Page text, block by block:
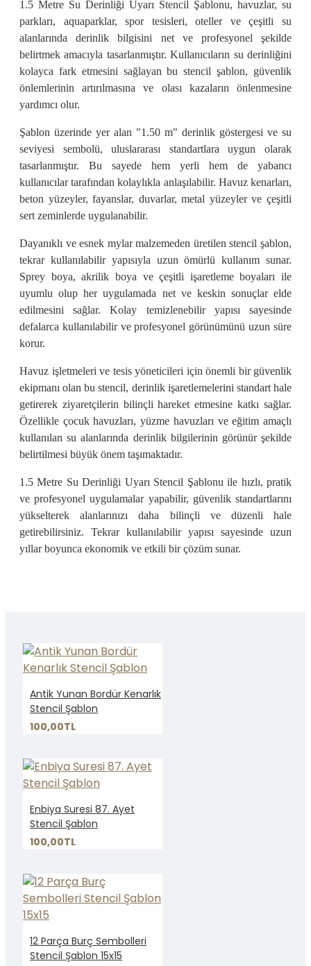
1.5 Metre Su Derinliği Uyarı Stencil Şablonu, havuzlar, su
parkları, aquaparklar, spor tesisleri, oteller ve çeşitli su
alanlarında derinlik bilgisini net ve profesyonel şekilde
belirtmek amacıyla tasarlanmıştır. Kullanıcıların su derinliğini
kolayca fark etmesini sağlayan bu stencil şablon, güvenlik
önlemlerinin artırılmasına ve olası kazaların önlenmesine
yardımcı olur.
Şablon üzerinde yer alan "1.50 m" derinlik göstergesi ve su
seviyesi sembolü, uluslararası standartlara uygun olarak
tasarlanmıştır. Bu sayede hem yerli hem de yabancı
kullanıcılar tarafından kolaylıkla anlaşılabilir. Havuz kenarları,
beton yüzeyler, fayanslar, duvarlar, metal yüzeyler ve çeşitli
sert zeminlerde uygulanabilir.
Dayanıklı ve esnek mylar malzemeden üretilen stencil şablon,
tekrar kullanılabilir yapısıyla uzun ömürlü kullanım sunar.
Sprey boya, akrilik boya ve çeşitli işaretleme boyaları ile
uyumlu olup her uygulamada net ve keskin sonuçlar elde
edilmesini sağlar. Kolay temizlenebilir yapısı sayesinde
defalarca kullanılabilir ve profesyonel görünümünü uzun süre
korur.
Havuz işletmeleri ve tesis yöneticileri için önemli bir güvenlik
ekipmanı olan bu stencil, derinlik işaretlemelerini standart hale
getirerek ziyaretçilerin bilinçli hareket etmesine katkı sağlar.
Özellikle çocuk havuzları, yüzme havuzları ve eğitim amaçlı
kullanılan su alanlarında derinlik bilgilerinin görünür şekilde
belirtilmesi büyük önem taşımaktadır.
1.5 Metre Su Derinliği Uyarı Stencil Şablonu ile hızlı, pratik
ve profesyonel uygulamalar yapabilir, güvenlik standartlarını
yükselterek alanlarınızı daha bilinçli ve düzenli hale
getirebilirsiniz. Tekrar kullanılabilir yapısı sayesinde uzun
yıllar boyunca ekonomik ve etkili bir çözüm sunar.
Antik Yunan Bordür Kenarlık
Stencil Şablon
100,00TL
Enbiya Suresi 87. Ayet
Stencil Şablon
100,00TL
12 Parça Burç Sembolleri
Stencil Şablon 15x15